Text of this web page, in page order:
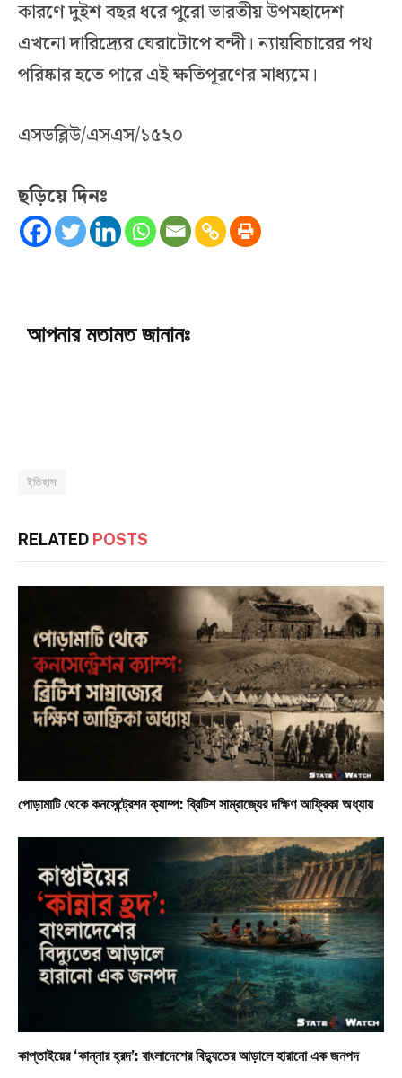
কারণে দুইশ বছর ধরে পুরো ভারতীয় উপমহাদেশ
এখনো দারিদ্র্যের ঘেরাটোপে বন্দী। ন্যায়বিচারের পথ
পরিষ্কার হতে পারে এই ক্ষতিপূরণের মাধ্যমে।
এসডব্লিউ/এসএস/১৫২০
ছড়িয়ে দিনঃ
আপনার মতামত জানানঃ
ইতিহাস
RELATED POSTS
পোড়ামাটি থেকে কনসেন্ট্রেশন ক্যাম্প: ব্রিটিশ সাম্রাজ্যের দক্ষিণ আফ্রিকা অধ্যায়
কাপ্তাইয়ের ‘কান্নার হ্রদ’: বাংলাদেশের বিদ্যুতের আড়ালে হারানো এক জনপদ